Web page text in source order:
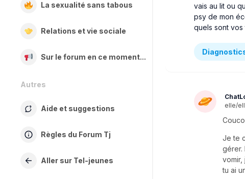
La sexualité sans tabous
Relations et vie sociale
Sur le forum en ce moment...
Autres
Aide et suggestions
Règles du Forum Tj
Aller sur Tel-jeunes
vais au lit ou
psy de mon
quels sont
elle/
Je te
gérer.
vomir,
tu ai